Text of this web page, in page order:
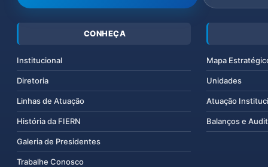
CONHEÇA
Institucional
Diretoria
Linhas de Atuação
História da FIERN
Galeria de Presidentes
Trabalhe Conosco
Mapa
Unidades
Atuação
Balanços e